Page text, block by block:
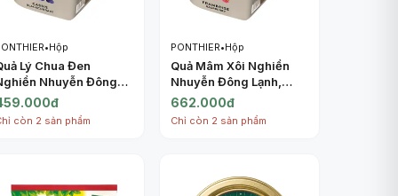
•Hộp
Lý Chua Đen
Nhuyễn Đông
Purée Cassis,
Sugared
2.2 lbs
còn 2 sản phẩm
PONTHIER•Hộp
Quả Mâm Xôi Nghiền
Nhuyễn Đông Lạnh,
Purée Framboise,
Frozen Raspberry, 2.2
lbs (1kg) - PONTHIER
662.000đ
Chỉ còn 2 sản phẩm